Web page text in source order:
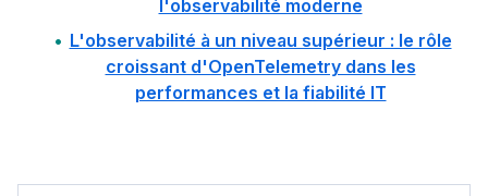
l'observabilité moderne
L'observabilité à un niveau supérieur : le rôle
croissant d'OpenTelemetry dans les
performances et la fiabilité IT